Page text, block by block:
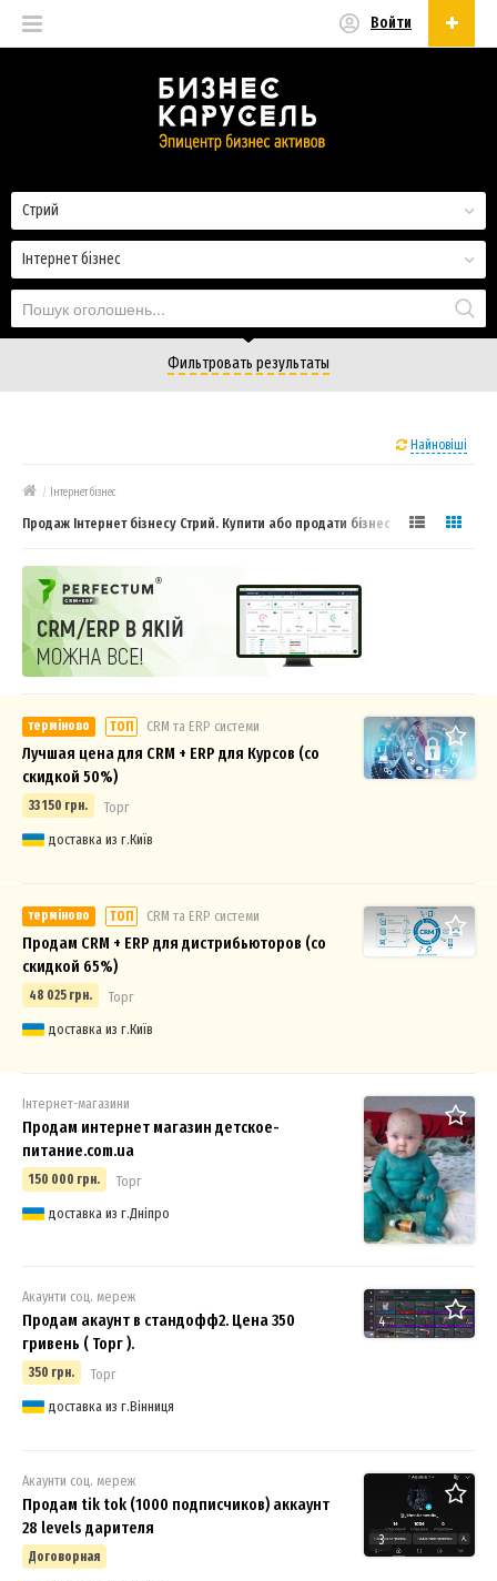
Войти
Інтернет бізнес
Стрий
Фильтровать результаты
Найновіші
/ Інтернет бізнес
Продаж Інтернет бізнесу Стрий. Купити або продати бізнес
терміново ТОП СRM та ERP системи
Лучшая цена для CRM + ERP для Курсов (со
скидкой 50%)
33 150 грн.
Торг
доставка из г.Київ
терміново ТОП СRM та ERP системи
Продам CRM + ERP для дистрибьюторов (со
скидкой 65%)
48 025 грн.
Торг
доставка из г.Київ
Інтернет-магазини
Продам интернет магазин детское-
питание.com.ua
150 000 грн.
Торг
доставка из г.Дніпро
4
Акаунти соц. мереж
Продам акаунт в стандофф2. Цена 350
гривень ( Торг ).
350 грн.
Торг
доставка из г.Вінниця
3
Акаунти соц. мереж
Продам tik tok (1000 подписчиков) аккаунт
28 levels дарителя
Договорная